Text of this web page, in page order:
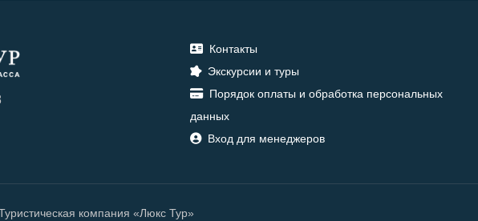
Контакты
Экскурсии и туры
Порядок оплаты и обработка персональных
данных
Вход для менеджеров
компания «Люкс Тур»